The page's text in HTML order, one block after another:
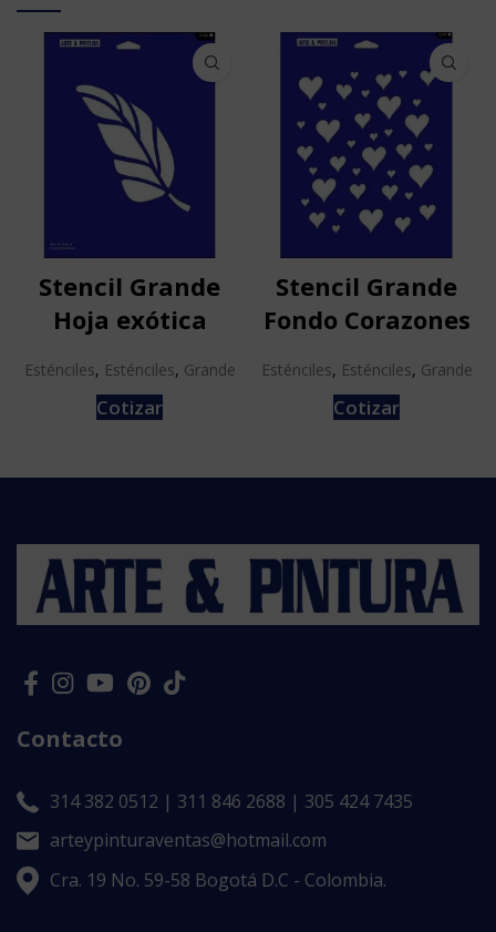
Stencil Grande
Hoja exótica
Esténciles, Esténciles, Grande
Cotizar
Stencil Grande
Fondo Corazones
Esténciles, Esténciles, Grande
Cotizar
Contacto
314 382 0512 | 311 846 2688 | 305 424 7435
arteypinturaventas@hotmail.com
Cra. 19 No. 59-58 Bogotá D.C - Colombia.